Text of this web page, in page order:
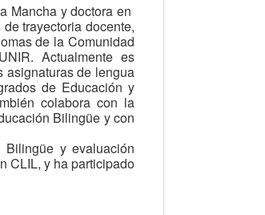
Mancha y doctora en
trayectoria docente,
de la Comunidad
Actualmente es
asignaturas de lengua
de Educación y
colabora con la
Bilingüe y con
y evaluación
CLIL, y ha participado